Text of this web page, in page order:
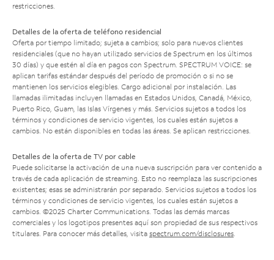
restricciones.
Detalles de la oferta de teléfono residencial
Oferta por tiempo limitado; sujeta a cambios; solo para nuevos clientes
residenciales (que no hayan utilizado servicios de Spectrum en los últimos
30 días) y que estén al día en pagos con Spectrum. SPECTRUM VOICE: se
aplican tarifas estándar después del período de promoción o si no se
mantienen los servicios elegibles. Cargo adicional por instalación. Las
llamadas ilimitadas incluyen llamadas en Estados Unidos, Canadá, México,
Puerto Rico, Guam, las Islas Vírgenes y más. Servicios sujetos a todos los
términos y condiciones de servicio vigentes, los cuales están sujetos a
cambios. No están disponibles en todas las áreas. Se aplican restricciones.
Detalles de la oferta de TV por cable
Puede solicitarse la activación de una nueva suscripción para ver contenido a
través de cada aplicación de streaming. Esto no reemplaza las suscripciones
existentes; esas se administrarán por separado. Servicios sujetos a todos los
términos y condiciones de servicio vigentes, los cuales están sujetos a
cambios. ©2025 Charter Communications. Todas las demás marcas
comerciales y los logotipos presentes aquí son propiedad de sus respectivos
titulares. Para conocer más detalles, visita spectrum.com/disclosures